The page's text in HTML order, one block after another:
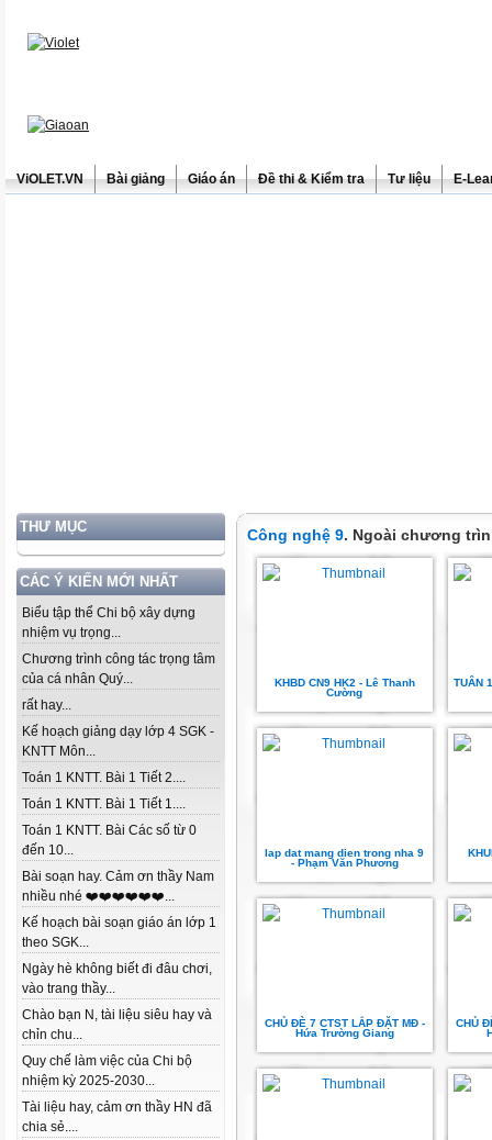
ViOLET.VN Bài giảng Giáo án Đề thi & Kiểm tra Tư liệu E-
THƯ MỤC
CÁC Ý KIẾN MỚI NHẤT
Biểu tập thể Chi bộ xây dựng
nhiệm vụ trọng...
Chương trình công tác trọng tâm
của cá nhân Quý...
rất hay...
Kế hoạch giảng dạy lớp 4 SGK -
KNTT Môn...
Toán 1 KNTT. Bài 1 Tiết 2....
Toán 1 KNTT. Bài 1 Tiết 1....
Toán 1 KNTT. Bài Các số từ 0
đến 10...
Bài soạn hay. Cảm ơn thầy Nam
nhiều nhé ❤️❤️❤️❤️❤️❤️...
Kế hoạch bài soạn giáo án lớp 1
theo SGK...
Ngày hè không biết đi đâu chơi,
vào trang thầy...
Chào bạn N, tài liệu siêu hay và
chỉn chu...
Quy chế làm việc của Chi bộ
nhiệm kỳ 2025-2030...
Tài liệu hay, cảm ơn thầy HN đã
chia sẻ....
Công nghệ 9. Ngoài chương
KHBD CN9 HK2 - Lê Thanh
Cường
TUÂN
lap dat mang dien trong nha 9
- Phạm Văn Phương
CHỦ ĐÈ 7 CTST LẮP ĐẶT MĐ -
Hứa Trường Giang
CHỦ